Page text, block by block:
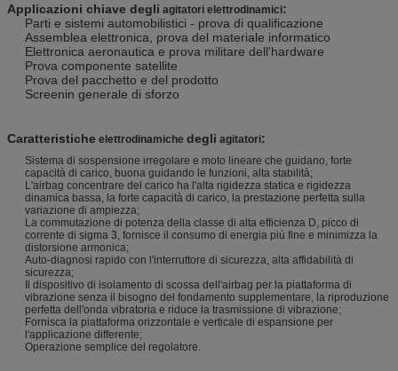
Applicazioni chiave degli agitatori elettrodinamici:
Parti e sistemi automobilistici - prova di qualificazione
Assemblea elettronica, prova del materiale informatico
Elettronica aeronautica e prova militare dell'hardware
Prova componente satellite
Prova del pacchetto e del prodotto
Screenin generale di sforzo
Caratteristiche elettrodinamiche degli agitatori:
Sistema di sospensione irregolare e moto lineare che guidano, forte
capacità di carico, buona guidando le funzioni, alta stabilità;
L'airbag concentrare del carico ha l'alta rigidezza statica e rigidezza
dinamica bassa, la forte capacità di carico, la prestazione perfetta sulla
variazione di ampiezza;
La commutazione di potenza della classe di alta efficienza D, picco di
corrente di sigma 3, fornisce il consumo di energia più fine e minimizza la
distorsione armonica;
Auto-diagnosi rapido con l'interruttore di sicurezza, alta affidabilità di
sicurezza;
Il dispositivo di isolamento di scossa dell'airbag per la piattaforma di
vibrazione senza il bisogno del fondamento supplementare, la riproduzione
perfetta dell'onda vibratoria e riduce la trasmissione di vibrazione;
Fornisca la piattaforma orizzontale e verticale di espansione per
l'applicazione differente;
Operazione semplice del regolatore.